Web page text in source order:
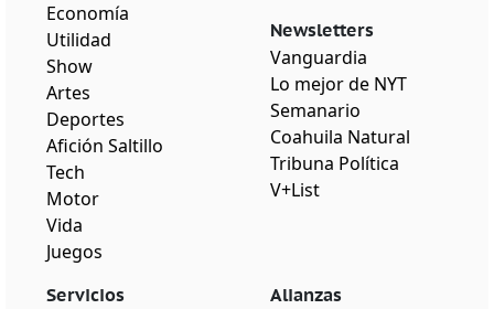
Economía
Utilidad
Show
Artes
Deportes
Afición Saltillo
Tech
Motor
Vida
Juegos
Newsletters
Vanguardia
Lo mejor de NYT
Semanario
Coahuila Natural
Tribuna Política
V+List
Servicios Alianzas